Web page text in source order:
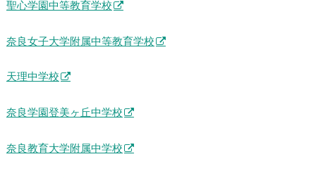
聖心学園中等教育学校
奈良女子大学附属中等教育学校
天理中学校
奈良学園登美ヶ丘中学校
奈良教育大学附属中学校